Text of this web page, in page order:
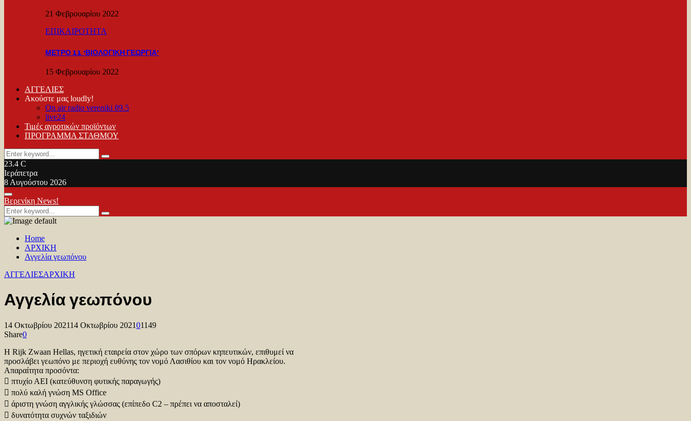
21 Φεβρουαρίου 2022
ΕΠΙΚΑΙΡΟΤΗΤΑ
ΜΕΤΡΟ 11 ‘ΒΙΟΛΟΓΙΚΗ ΓΕΩΡΓΙΑ’
15 Φεβρουαρίου 2022
ΑΓΓΕΛΙΕΣ
Ακούστε μας loudly!
On air radio vereniki 89.5
live24
Τιμές αγροτικών προϊόντων
ΠΡΟΓΡΑΜΜΑ ΣΤΑΘΜΟΥ
Search
for:
Search
23.4 C
Ιεράπετρα
8 Αυγούστου 2026
Facebook
Twitter
Youtube
Primary
Menu
Βερενίκη News!
Search
for:
Search
Home
ΑΡΧΙΚΗ
Αγγελία γεωπόνου
ΑΓΓΕΛΙΕΣΑΡΧΙΚΗ
Αγγελία γεωπόνου
14 Οκτωβρίου 202114 Οκτωβρίου 202101149
Share0
Η Rijk Zwaan Hellas, ηγετική εταιρεία στον χώρο των σπόρων κηπευτικών, επιθυμεί να
προσλάβει γεωπόνο με περιοχή ευθύνης τον νομό Λασιθίου και τον νομό Ηρακλείου.
Απαραίτητα προσόντα:
 πτυχίο ΑΕΙ (κατεύθυνση φυτικής παραγωγής)
 πολύ καλή γνώση MS Office
 άριστη γνώση αγγλικής γλώσσας (επίπεδο C2 – πρέπει να αποσταλεί)
 δυνατότητα συχνών ταξιδιών